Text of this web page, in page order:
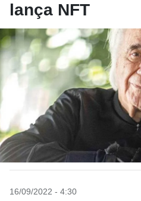
lança NFT
16/09/2022 - 4:30